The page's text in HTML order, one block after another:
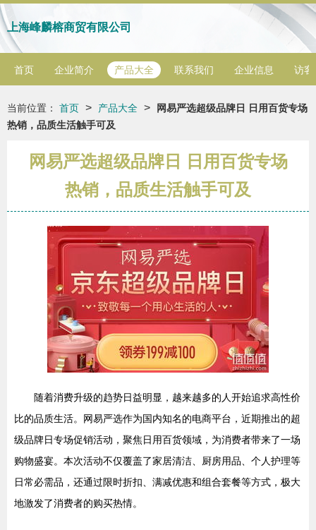
上海峰麟榕商贸有限公司
首页 企业简介 产品大全 联系我们 企业信息 访客
当前位置： 首页 > 产品大全 >
网易严选超级品牌日 日用百货专场
热销，品质生活触手可及
网易严选超级品牌日 日用百货专场
热销，品质生活触手可及
随着消费升级的趋势日益明显，越来越多的人开始追求高性价
比的品质生活。网易严选作为国内知名的电商平台，近期推出的超
级品牌日专场促销活动，聚焦日用百货领域，为消费者带来了一场
购物盛宴。本次活动不仅覆盖了家居清洁、厨房用品、个人护理等
日常必需品，还通过限时折扣、满减优惠和组合套餐等方式，极大
地激发了消费者的购买热情。